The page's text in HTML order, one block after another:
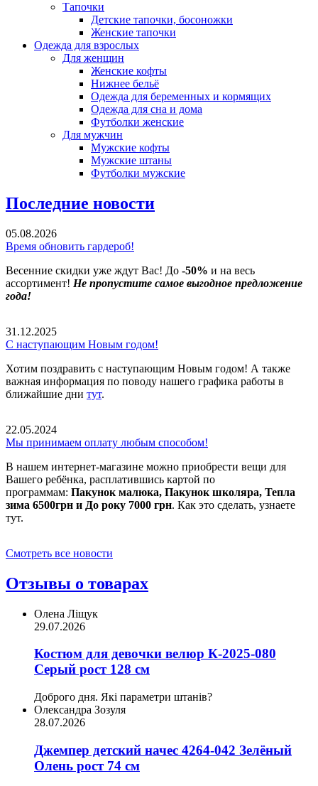
Тапочки
Детские тапочки, босоножки
Женские тапочки
Одежда для взрослых
Для женщин
Женские кофты
Нижнее бельё
Одежда для беременных и кормящих
Одежда для сна и дома
Футболки женские
Для мужчин
Мужские кофты
Мужские штаны
Футболки мужские
Последние новости
05.08.2026
Время обновить гардероб!
Весенние скидки уже ждут Вас! До -50% и на весь
ассортимент! Не пропустите самое выгодное предложение
года!
31.12.2025
С наступающим Новым годом!
Хотим поздравить с наступающим Новым годом! А также
важная информация по поводу нашего графика работы в
ближайшие дни тут.
22.05.2024
Мы принимаем оплату любым способом!
В нашем интернет-магазине можно приобрести вещи для
Вашего ребёнка, расплатившись картой по
программам: Пакунок малюка, Пакунок школяра, Тепла
зима 6500грн и До року 7000 грн. Как это сделать, узнаете
тут.
Смотреть все новости
Отзывы о товарах
Олена Ліщук
29.07.2026
Костюм для девочки велюр К-2025-080
Серый рост 128 см
Доброго дня. Які параметри штанів?
Олександра Зозуля
28.07.2026
Джемпер детский начес 4264-042 Зелёный
Олень рост 74 см